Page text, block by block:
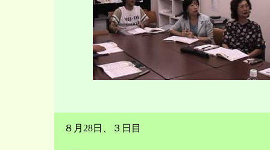
８月28日、３日目